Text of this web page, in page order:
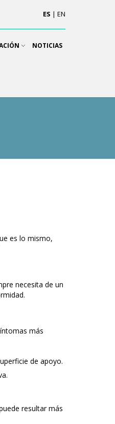
ES | EN
NOTICIAS
es lo mismo,
necesita de un
más
de apoyo.
resultar más